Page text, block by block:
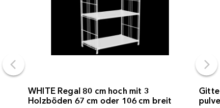
WHITE Regal 80 cm hoch mit 3
Holzböden 67 cm oder 106 cm breit